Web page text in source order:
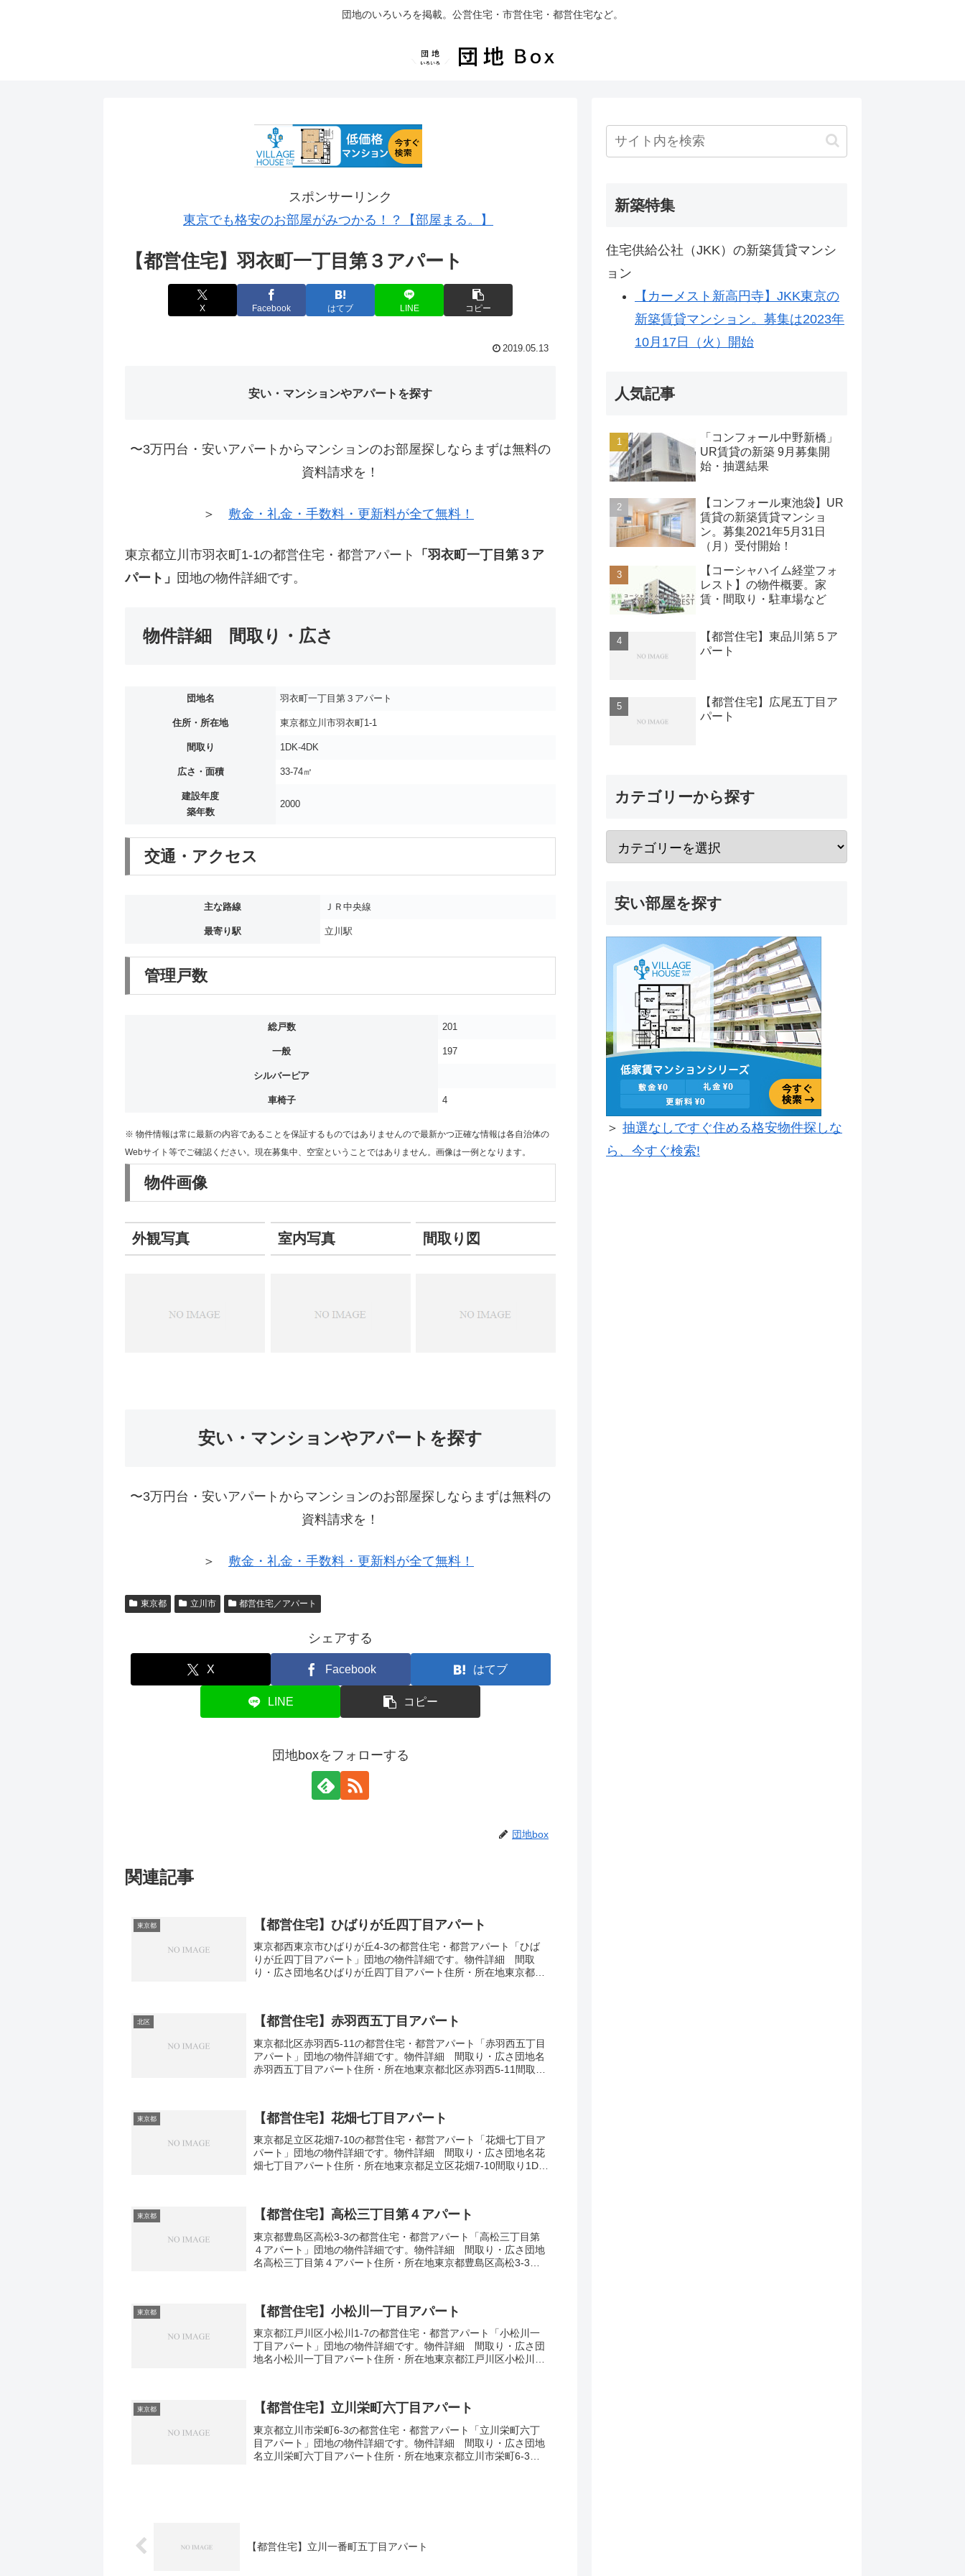
団地のいろいろを掲載。公営住宅・市営住宅・都営住宅など。
スポンサーリンク
東京でも格安のお部屋がみつかる！？【部屋まる。】
【都営住宅】羽衣町一丁目第３アパート
X Facebook はてブ LINE コピー
2019.05.13
安い・マンションやアパートを探す
〜3万円台・安いアパートからマンションのお部屋探しならまずは無料の
資料請求を！
＞ 敷金・礼金・手数料・更新料が全て無料！
東京都立川市羽衣町1-1の都営住宅・都営アパート
「羽衣町一丁目第３ア
パート」
団地の物件詳細です。
物件詳細 間取り・広さ
団地名 羽衣町一丁目第３アパート
住所・所在地 東京都立川市羽衣町1-1
間取り 1DK-4DK
広さ・面積 33-74㎡
建設年度
築年数
2000
交通・アクセス
主な路線 ＪＲ中央線
最寄り駅 立川駅
管理戸数
総戸数 201
一般 197
シルバーピア
車椅子 4
※ 物件情報は常に最新の内容であることを保証するものではありませんので最新かつ正確な情報は各自治体の
Webサイト等でご確認ください。現在募集中、空室ということではありません。画像は一例となります。
物件画像
外観写真 室内写真 間取り図
安い・マンションやアパートを探す
〜3万円台・安いアパートからマンションのお部屋探しならまずは無料の
資料請求を！
＞ 敷金・礼金・手数料・更新料が全て無料！
東京都 立川市 都営住宅／アパート
シェアする
X Facebook はてブ
LINE コピー
団地boxをフォローする
団地box
関連記事
東京都 【都営住宅】ひばりが丘四丁目アパート
東京都西東京市ひばりが丘4-3の都営住宅・都営アパート「ひば
りが丘四丁目アパート」団地の物件詳細です。物件詳細 間取
り・広さ団地名ひばりが丘四丁目アパート住所・所在地東京都西
北区 【都営住宅】赤羽西五丁目アパート
東京都北区赤羽西5-11の都営住宅・都営アパート「赤羽西五丁目
アパート」団地の物件詳細です。物件詳細 間取り・広さ団地名
赤羽西五丁目アパート住所・所在地東京都北区赤羽西5-11間取り
東京都 【都営住宅】花畑七丁目アパート
東京都足立区花畑7-10の都営住宅・都営アパート「花畑七丁目ア
パート」団地の物件詳細です。物件詳細 間取り・広さ団地名花
畑七丁目アパート住所・所在地東京都足立区花畑7-10間取り1DK-
東京都 【都営住宅】高松三丁目第４アパート
東京都豊島区高松3-3の都営住宅・都営アパート「高松三丁目第
４アパート」団地の物件詳細です。物件詳細 間取り・広さ団地
名高松三丁目第４アパート住所・所在地東京都豊島区高松3-3間
東京都 【都営住宅】小松川一丁目アパート
東京都江戸川区小松川1-7の都営住宅・都営アパート「小松川一
丁目アパート」団地の物件詳細です。物件詳細 間取り・広さ団
地名小松川一丁目アパート住所・所在地東京都江戸川区小松川1-
東京都 【都営住宅】立川栄町六丁目アパート
東京都立川市栄町6-3の都営住宅・都営アパート「立川栄町六丁
目アパート」団地の物件詳細です。物件詳細 間取り・広さ団地
名立川栄町六丁目アパート住所・所在地東京都立川市栄町6-3間
【都営住宅】立川一番町五丁目アパート
新築特集
住宅供給公社（JKK）の新築賃貸マンシ
ョン
【カーメスト新高円寺】JKK東京の
新築賃貸マンション。募集は2023年
10月17日（火）開始
人気記事
「コンフォール中野新橋」
UR賃貸の新築 9月募集開
始・抽選結果
【コンフォール東池袋】UR
賃貸の新築賃貸マンショ
ン。募集2021年5月31日
（月）受付開始！
【コーシャハイム経堂フォ
レスト】の物件概要。家
賃・間取り・駐車場など
【都営住宅】東品川第５ア
パート
【都営住宅】広尾五丁目ア
パート
カテゴリーから探す
安い部屋を探す
＞ 抽選なしですぐ住める格安物件探しな
ら、今すぐ検索!